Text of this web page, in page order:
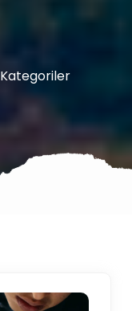
Kategoriler